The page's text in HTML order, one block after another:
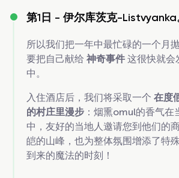
第1日 - 伊尔库茨克-Listvyanka
所以我们把一年中最忙碌的一个月
要把自己献给 神奇事件 这很快就会
中。
入住酒店后，我们将采取一个 在度
的村庄里漫步 ：烟熏omul的香气在
中，友好的当地人邀请您到他们的
皑的山峰，也为整体氛围增添了特
到来的魔法的时刻！